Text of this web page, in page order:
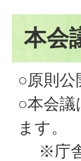
本会
○原則
○本会議
ます。
※庁舎